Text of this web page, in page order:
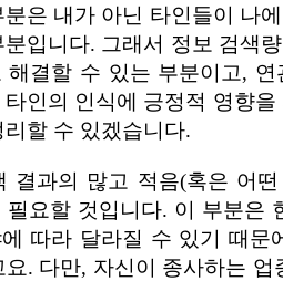
은 내가 아닌 타인들이 나
분입니다. 그래서 정보 검색
해결할 수 있는 부분이고, 연
인의 인식에 긍정적 영향
할 수 있겠습니다.
결과의 많고 적음(혹은 어떤
필요할 것입니다. 이 부분은
따라 달라질 수 있기 때문
요. 다만, 자신이 종사하는 업